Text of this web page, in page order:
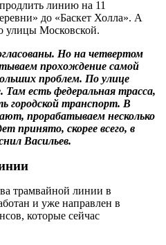
линию на 11
до «Баскет Холла». А
улицы Московской.
Но на четвертом
прохождение самой
проблем. По улице
Там есть федеральная трасса,
городской транспорт. В
прорабатываем несколько
принято, скорее всего, в
Васильев.
трамвайной линии в
и уже направлен в
которые сейчас